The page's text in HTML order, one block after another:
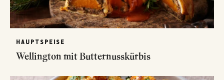
HAUPTSPEISE
Wellington mit Butternusskürbis